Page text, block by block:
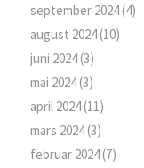
september 2024(4)
august 2024(10)
juni 2024(3)
mai 2024(3)
april 2024(11)
mars 2024(3)
februar 2024(7)